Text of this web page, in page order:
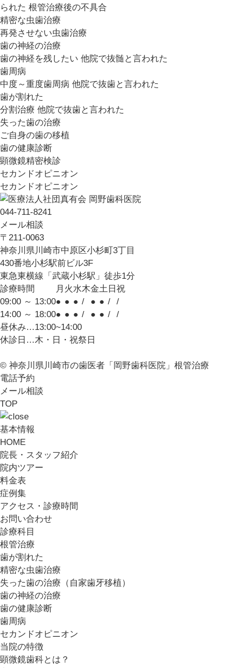
られた 根管治療後の不具合
精密な虫歯治療
再発させない虫歯治療
歯の神経の治療
歯の神経を残したい 他院で抜髄と言われた
歯周病
中度～重度歯周病 他院で抜歯と言われた
歯が割れた
分割治療 他院で抜歯と言われた
失った歯の治療
ご自身の歯の移植
歯の健康診断
顕微鏡精密検診
セカンドオピニオン
セカンドオピニオン
044-711-8241
メール相談
〒211-0063
神奈川県川崎市中原区小杉町3丁目
430番地小杉駅前ビル3F
東急東横線「武蔵小杉駅」徒歩1分
診療時間
月 火水木金土 日 祝
09:00 ～ 13:00● ● ● / ● ● /
/
14:00 ～ 18:00● ● ● / ● ● /
/
昼休み…13:00~14:00
休診日…木・日・祝祭日
© 神奈川県川崎市の歯医者「岡野歯科医院」根管治療
電話予約
メール相談
TOP
基本情報
HOME
院長・スタッフ紹介
院内ツアー
料金表
症例集
アクセス・診療時間
お問い合わせ
診療科目
根管治療
歯が割れた
精密な虫歯治療
失った歯の治療（自家歯牙移植）
歯の神経の治療
歯の健康診断
歯周病
セカンドオピニオン
当院の特徴
顕微鏡歯科とは？